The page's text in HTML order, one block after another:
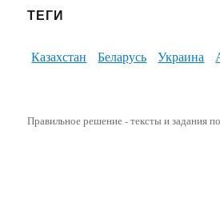
ТЕГИ
Казахстан Беларусь Украина
Правильное решение - тексты и задания